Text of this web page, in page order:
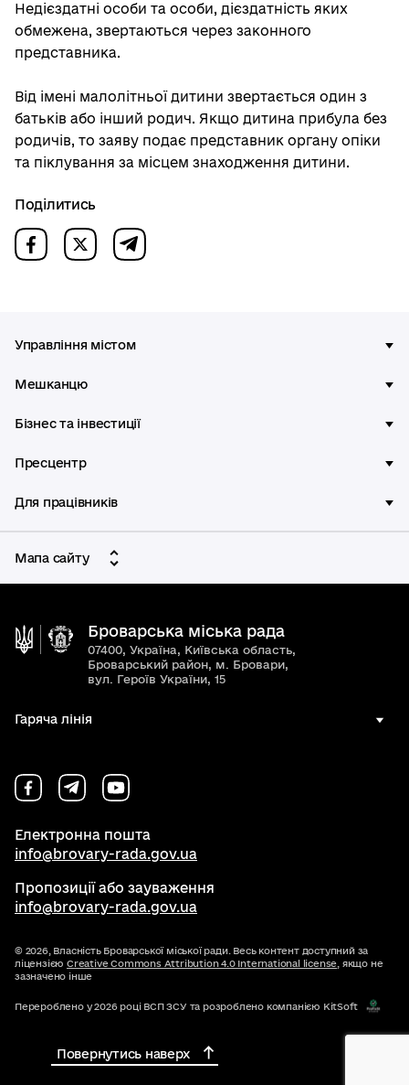
Недієздатні особи та особи, дієздатність яких
обмежена, звертаються через законного
представника.
Від імені малолітньої дитини звертається один з
батьків або інший родич. Якщо дитина прибула без
родичів, то заяву подає представник органу опіки
та піклування за місцем знаходження дитини.
Поділитись
Управління містом
Мешканцю
Бізнес та інвестиції
Пресцентр
Для працівників
Мапа сайту
Броварська міська рада
07400, Україна, Київська область,
Броварський район, м. Бровари,
вул. Героїв України, 15
Гаряча лінія
Електронна пошта
info@brovary-rada.gov.ua
Пропозиції або зауваження
info@brovary-rada.gov.ua
© 2026, Власність Броварської міської ради. Весь контент доступний за
ліцензією Creative Commons Attribution 4.0 International license , якщо не
зазначено інше
Перероблено у 2026 році ВСП ЗСУ та розроблено компанією KitSoft
Повернутись наверх